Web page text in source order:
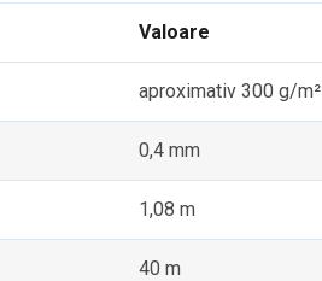
Valoare
aproximativ 300 g/m²
0,4 mm
1,08 m
40 m